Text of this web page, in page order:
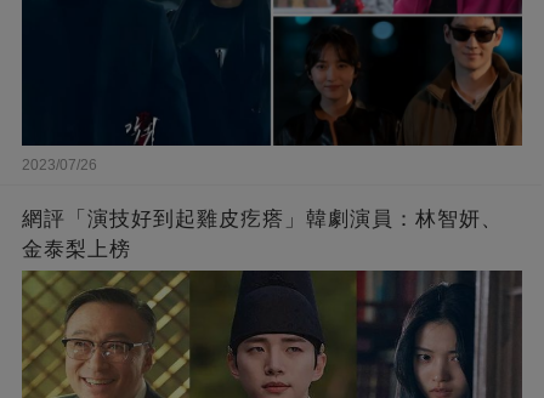
2023/07/26
網評「演技好到起雞皮疙瘩」韓劇演員：林智妍、
金泰梨上榜